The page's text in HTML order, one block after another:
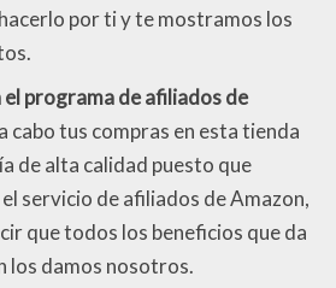
por ti y te mostramos los
programa de afiliados de
cabo tus compras en esta tienda
de alta calidad puesto que
servicio de afiliados de Amazon,
que todos los beneficios que da
los damos nosotros.